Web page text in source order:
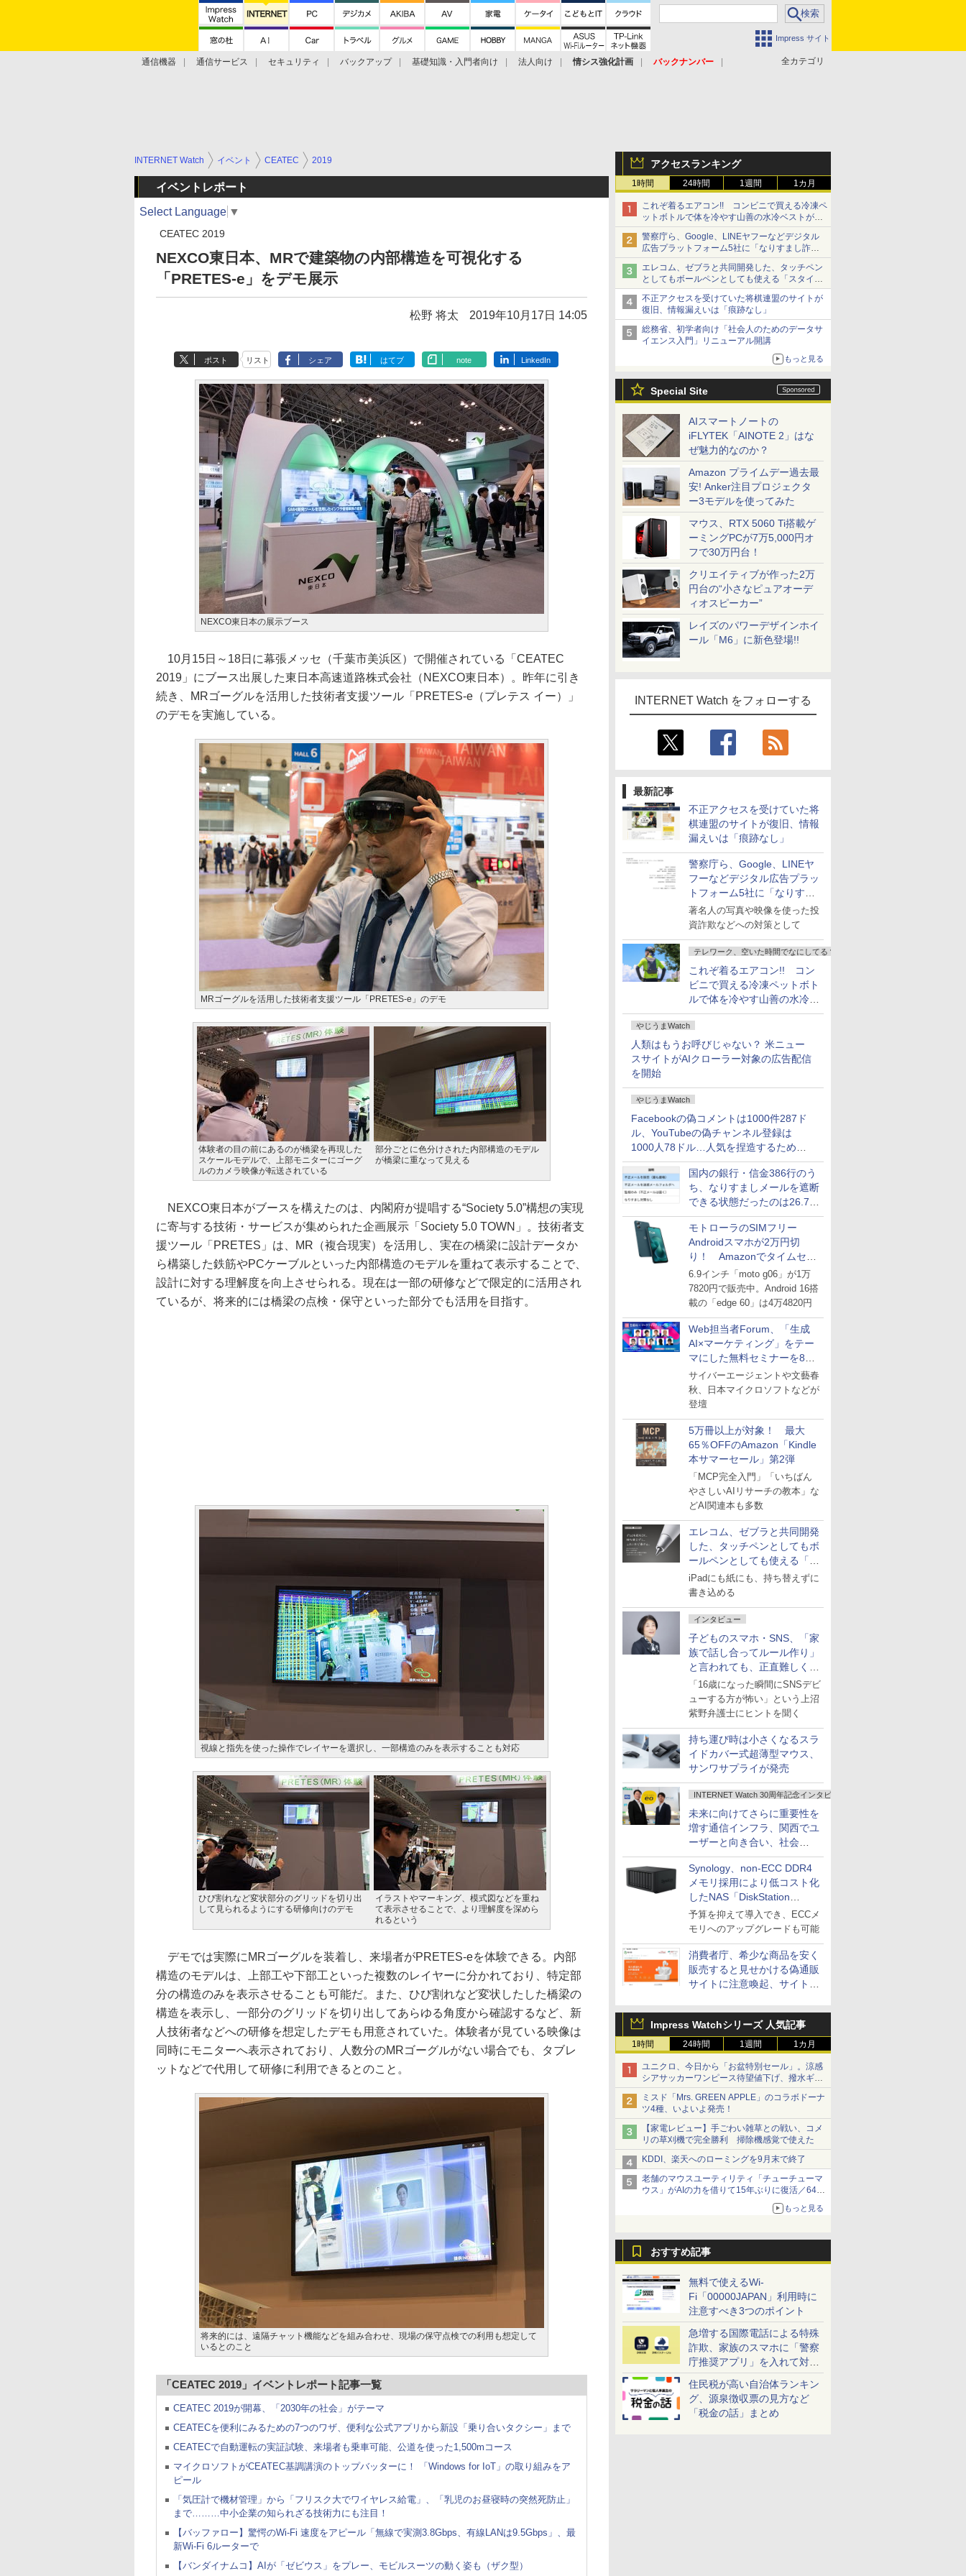
Impress サイト
全カテゴリ
通信機器 通信サービス セキュリティ バックアップ 基礎知識・入門者向け 法人向け 情シス強化計画
バックナンバー
アクセスランキング
1時間 24時間 1週間 1カ月
これぞ着るエアコン!! コンビニで買える冷凍ペ
ットボトルで体を冷やす山善の水冷ベストがロ
ードバイクにちょうどいい【ぼっち・ざ・ろー
ど！その14】【空いた時間でなにしてる？】
警察庁ら、Google、LINEヤフーなどデジタル
広告プラットフォーム5社に「なりすまし詐欺
広告」対策強化を要請 著名人の写真や映像を
使った投資詐欺などへの対策として
エレコム、ゼブラと共同開発した、タッチペン
としてもボールペンとしても使える「スタイラ
スツーウェイ」発売 iPadにも紙にも、持ち替
えずに書き込める
不正アクセスを受けていた将棋連盟のサイトが
復旧、情報漏えいは「痕跡なし」
総務省、初学者向け「社会人のためのデータサ
イエンス入門」リニューアル開講
もっと見る
Special Site
AIスマートノートの
iFLYTEK「AINOTE 2」はな
ぜ魅力的なのか？
Amazon プライムデー過去最
安! Anker注目プロジェクタ
ー3モデルを使ってみた
マウス、RTX 5060 Ti搭載ゲ
ーミングPCが7万5,000円オ
フで30万円台！
クリエイティブが作った2万
円台の“小さなピュアオーデ
ィオスピーカー”
レイズのパワーデザインホイ
ール「M6」に新色登場!!
INTERNET Watch をフォローする
最新記事
不正アクセスを受けていた将
棋連盟のサイトが復旧、情報
漏えいは「痕跡なし」
警察庁ら、Google、LINEヤ
フーなどデジタル広告プラッ
トフォーム5社に「なりすま
し詐欺広告」対策強化を要請
著名人の写真や映像を使った投
資詐欺などへの対策として
テレワーク、空いた時間でなにしてる？
これぞ着るエアコン!! コン
ビニで買える冷凍ペットボト
ルで体を冷やす山善の水冷ベ
ストがロードバイクにちょう
どいい【ぼっち・ざ・ろー
ど！その14】
やじうまWatch
人類はもうお呼びじゃない？ 米ニュー
スサイトがAIクローラー対象の広告配信
を開始
やじうまWatch
Facebookの偽コメントは1000件287ド
ル、YouTubeの偽チャンネル登録は
1000人78ドル…人気を捏造するための
価格リストが公開中
国内の銀行・信金386行のう
ち、なりすましメールを遮断
できる状態だったのは26.7％
にとどまる～GMOブランド
セキュリティ調査
モトローラのSIMフリー
Androidスマホが2万円切
り！ Amazonでタイムセー
ル
6.9インチ「moto g06」が1万
7820円で販売中。Android 16搭
載の「edge 60」は4万4820円
Web担当者Forum、「生成
AI×マーケティング」をテー
マにした無料セミナーを8月
27日にオンライン開催
サイバーエージェントや文藝春
秋、日本マイクロソフトなどが
登壇
5万冊以上が対象！ 最大
65％OFFのAmazon「Kindle
本サマーセール」第2弾
「MCP完全入門」「いちばん
やさしいAIリサーチの教本」な
どAI関連本も多数
エレコム、ゼブラと共同開発
した、タッチペンとしてもボ
ールペンとしても使える「ス
タイラスツーウェイ」発売
iPadにも紙にも、持ち替えずに
書き込める
インタビュー
子どものスマホ・SNS、「家
族で話し合ってルール作り」
と言われても、正直難しくな
いですか？
「16歳になった瞬間にSNSデビ
ューする方が怖い」という上沼
紫野弁護士にヒントを聞く
持ち運び時は小さくなるスラ
イドカバー式超薄型マウス、
サンワサプライが発売
INTERNET Watch 30周年記念インタビュー
未来に向けてさらに重要性を
増す通信インフラ、関西でユ
ーザーと向き合い、社会
の“あたらしい”を起動し続け
る～オプテージ
Synology、non-ECC DDR4
メモリ採用により低コスト化
したNAS「DiskStation
neo+」シリーズ
予算を抑えて導入でき、ECCメ
モリへのアップグレードも可能
消費者庁、希少な商品を安く
販売すると見せかける偽通販
サイトに注意喚起、サイト名
Impress Watchシリーズ 人気記事
1時間 24時間 1週間 1カ月
ユニクロ、今日から「お盆特別セール」。涼感
シアサッカーワンピース待望値下げ、撥水ギア
ショーツは1990円に
ミスド「Mrs. GREEN APPLE」のコラボドーナ
ツ4種、いよいよ発売！
【家電レビュー】手ごわい雑草との戦い、コメ
リの草刈機で完全勝利 掃除機感覚で使えた
KDDI、楽天へのローミングを9月末で終了
老舗のマウスユーティリティ「チューチューマ
ウス」がAIの力を借りて15年ぶりに復活／64bit
化、Windows 10/11、「Chrome」も走り回
る。復活記念で2026年末まで500円
もっと見る
おすすめ記事
無料で使えるWi-
Fi「00000JAPAN」利用時に
注意すべき3つのポイント
急増する国際電話による特殊
詐欺、家族のスマホに「警察
庁推奨アプリ」を入れて対策
しよう！
住民税が高い自治体ランキン
グ、源泉徴収票の見方など
「税金の話」まとめ
INTERNET Watch イベント CEATEC 2019
イベントレポート
Select Language ▼
CEATEC 2019
NEXCO東日本、MRで建築物の内部構造を可視化する
「PRETES-e」をデモ展示
松野 将太 2019年10月17日 14:05
ポスト リスト シェア はてブ note LinkedIn
NEXCO東日本の展示ブース
10月15日～18日に幕張メッセ（千葉市美浜区）で開催されている「CEATEC
2019」にブース出展した東日本高速道路株式会社（NEXCO東日本）。昨年に引き
続き、MRゴーグルを活用した技術者支援ツール「PRETES-e（プレテス イー）」
のデモを実施している。
MRゴーグルを活用した技術者支援ツール「PRETES-e」のデモ
体験者の目の前にあるのが橋梁を再現した
スケールモデルで、上部モニターにゴーグ
ルのカメラ映像が転送されている
部分ごとに色分けされた内部構造のモデル
が橋梁に重なって見える
NEXCO東日本がブースを構えたのは、内閣府が提唱する“Society 5.0”構想の実現
に寄与する技術・サービスが集められた企画展示「Society 5.0 TOWN」。技術者支
援ツール「PRETES」は、MR（複合現実）を活用し、実在の橋梁に設計データか
ら構築した鉄筋やPCケーブルといった内部構造のモデルを重ねて表示することで、
設計に対する理解度を向上させられる。現在は一部の研修などで限定的に活用され
ているが、将来的には橋梁の点検・保守といった部分でも活用を目指す。
視線と指先を使った操作でレイヤーを選択し、一部構造のみを表示することも対応
ひび割れなど変状部分のグリッドを切り出
して見られるようにする研修向けのデモ
イラストやマーキング、模式図などを重ね
て表示させることで、より理解度を深めら
れるという
デモでは実際にMRゴーグルを装着し、来場者がPRETES-eを体験できる。内部
構造のモデルは、上部工や下部工といった複数のレイヤーに分かれており、特定部
分の構造のみを表示させることも可能だ。また、ひび割れなど変状したした橋梁の
構造を表示し、一部分のグリッドを切り出してあらゆる角度から確認するなど、新
人技術者などへの研修を想定したデモも用意されていた。体験者が見ている映像は
同時にモニターへ表示されており、人数分のMRゴーグルがない場合でも、タブレ
ットなどで代用して研修に利用できるとのこと。
将来的には、遠隔チャット機能などを組み合わせ、現場の保守点検での利用も想定して
いるとのこと
「CEATEC 2019」イベントレポート記事一覧
CEATEC 2019が開幕、「2030年の社会」がテーマ
CEATECを便利にみるための7つのワザ、便利な公式アプリから新設「乗り合いタクシー」まで
CEATECで自動運転の実証試験、来場者も乗車可能、公道を使った1,500mコース
マイクロソフトがCEATEC基調講演のトップバッターに！ 「Windows for IoT」の取り組みをア
ピール
「気圧計で機材管理」から「フリスク大でワイヤレス給電」、「乳児のお昼寝時の突然死防止」
まで………中小企業の知られざる技術力にも注目！
【バッファロー】驚愕のWi-Fi 速度をアピール「無線で実測3.8Gbps、有線LANは9.5Gbps」、最
新Wi-Fi 6ルーターで
【バンダイナムコ】AIが「ゼビウス」をプレー、モビルスーツの動く姿も（ザク型）